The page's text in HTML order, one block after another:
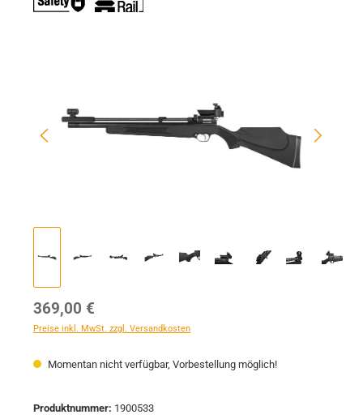
Regulärer Preis:
369,00 €
Preise inkl. MwSt. zzgl. Versandkosten
Momentan nicht verfügbar, Vorbestellung möglich!
Produktnummer: 1900533